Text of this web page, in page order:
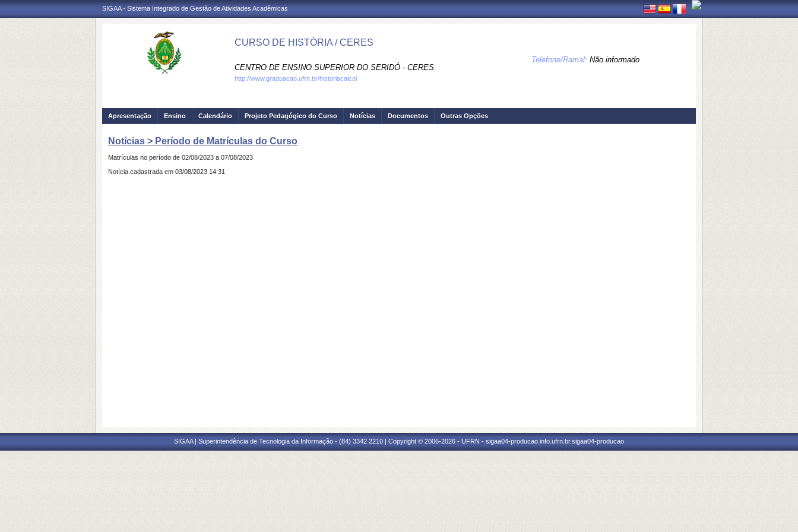
SIGAA - Sistema Integrado de Gestão de Atividades Acadêmicas
CURSO DE HISTÓRIA / CERES
CENTRO DE ENSINO SUPERIOR DO SERIDÓ - CERES
Telefone/Ramal: Não informado
http://www.graduacao.ufrn.br/historiacaicol
Apresentação Ensino Calendário Projeto Pedagógico do Curso Notícias Documentos Outras Opções
Notícias > Período de Matrículas do Curso
Matrículas no período de 02/08/2023 a 07/08/2023
Notícia cadastrada em 03/08/2023 14:31
SIGAA | Superintendência de Tecnologia da Informação - (84) 3342 2210 | Copyright © 2006-2026 - UFRN - sigaa04-producao.info.ufrn.br.sigaa04-producao